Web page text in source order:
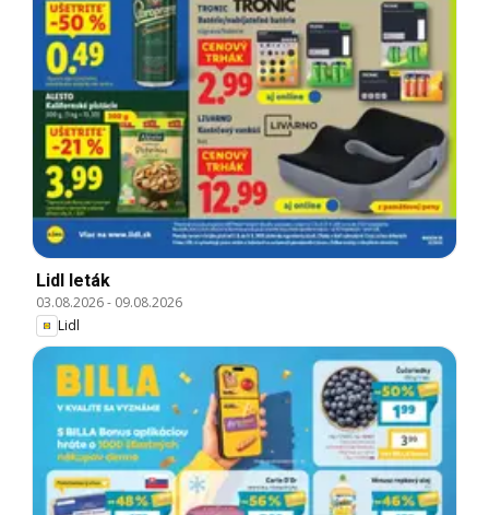
Lidl leták
03.08.2026- 09.08.2026
Lidl